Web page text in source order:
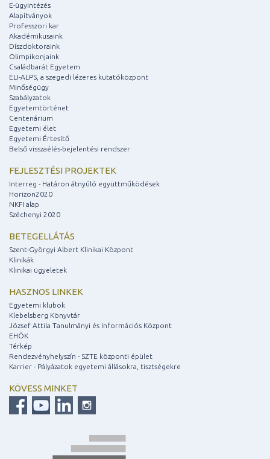
E-ügyintézés
Alapítványok
Professzori kar
Akadémikusaink
Díszdoktoraink
Olimpikonjaink
Családbarát Egyetem
ELI-ALPS, a szegedi lézeres kutatóközpont
Minőségügy
Szabályzatok
Egyetemtörténet
Centenárium
Egyetemi élet
Egyetemi Értesítő
Belső visszaélés-bejelentési rendszer
FEJLESZTÉSI PROJEKTEK
Interreg - Határon átnyúló együttműködések
Horizon2020
NKFI alap
Széchenyi 2020
BETEGELLÁTÁS
Szent-Györgyi Albert Klinikai Központ
Klinikák
Klinikai ügyeletek
HASZNOS LINKEK
Egyetemi klubok
Klebelsberg Könyvtár
József Attila Tanulmányi és Információs Központ
EHÖK
Térkép
Rendezvényhelyszín - SZTE központi épület
Karrier - Pályázatok egyetemi állásokra, tisztségekre
KÖVESS MINKET